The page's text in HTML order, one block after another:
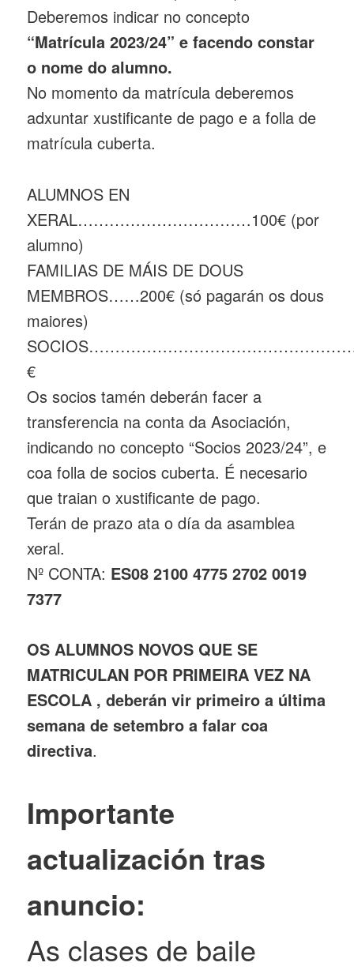
Deberemos indicar no concepto
“Matrícula 2023/24” e facendo constar
o nome do alumno.
No momento da matrícula deberemos
adxuntar xustificante de pago e a folla de
matrícula cuberta.
ALUMNOS EN
XERAL……………………………100€ (por
alumno)
FAMILIAS DE MÁIS DE DOUS
MEMBROS……200€ (só pagarán os dous
maiores)
€
Os socios tamén deberán facer a
transferencia na conta da Asociación,
indicando no concepto “Socios 2023/24”, e
coa folla de socios cuberta. É necesario
que traian o xustificante de pago.
Terán de prazo ata o día da asamblea
xeral.
Nº CONTA: ES08 2100 4775 2702 0019
7377
OS ALUMNOS NOVOS QUE SE
MATRICULAN POR PRIMEIRA VEZ NA
ESCOLA , deberán vir primeiro a última
semana de setembro a falar coa
directiva.
Importante
actualización tras
anuncio:
As clases de baile